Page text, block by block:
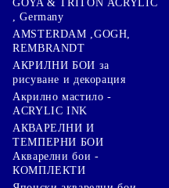
GOYA & TRITON АCRYLIC
, Germany
AMSTERDAM ,GOGH,
REMBRANDT
АКРИЛНИ БОИ за
рисуване и декорация
Акрилно мастило -
ACRYLIC INK
АКВАРЕЛНИ И
ТЕМПЕРНИ БОИ
Акварелни бои -
КОМПЛЕКТИ